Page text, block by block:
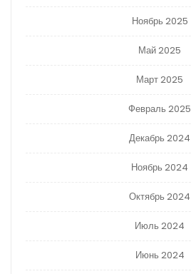
Ноябрь 2025
Май 2025
Март 2025
Февраль 2025
Декабрь 2024
Ноябрь 2024
Октябрь 2024
Июль 2024
Июнь 2024